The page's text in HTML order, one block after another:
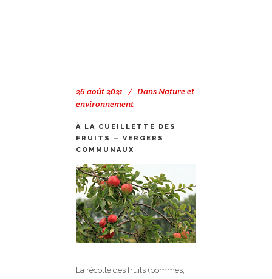
26 août 2021 DansNature et
environnement
À LA CUEILLETTE DES
FRUITS – VERGERS
COMMUNAUX
La récolte des fruits (pommes,